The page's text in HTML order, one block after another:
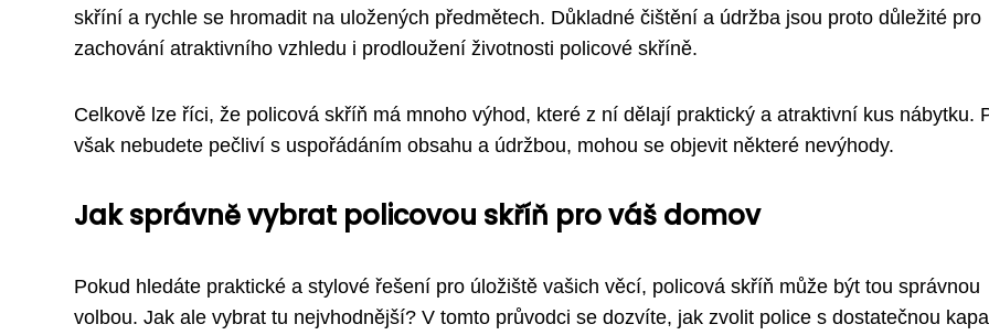
skříní a rychle se hromadit na uložených předmětech. Důkladné čištění a údržba jsou proto důležité pro
zachování atraktivního vzhledu i prodloužení životnosti policové skříně.
Celkově lze říci, že policová skříň má mnoho výhod, které z ní dělají praktický a atraktivní kus nábytku.
však nebudete pečliví s uspořádáním obsahu a údržbou, mohou se objevit některé nevýhody.
Jak správně vybrat policovou skříň pro váš domov
Pokud hledáte praktické a stylové řešení pro úložiště vašich věcí, policová skříň může být tou správnou
volbou. Jak ale vybrat tu nejvhodnější? V tomto průvodci se dozvíte, jak zvolit police s dostatečnou